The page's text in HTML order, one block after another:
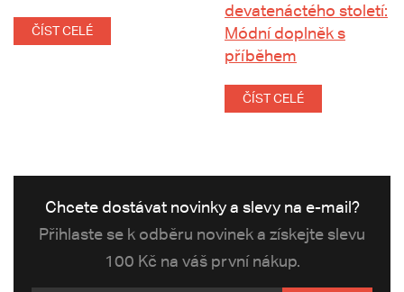
ČÍST CELÉ
devatenáctého století:
Módní doplněk s
příběhem
ČÍST CELÉ
Chcete dostávat novinky a slevy na e-mail?
Přihlaste se k odběru novinek a získejte slevu
100 Kč na váš první nákup.